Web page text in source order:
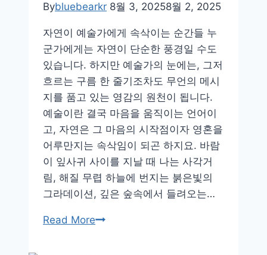
일
감
정
일
까?
조
류
감
정
표
현
완
Bybluebearkr 8월 3, 20258월 2, 2025
자연이 예술가에게 속삭이는 순간들 누
군가에게는 자연이 단순한 풍경일 수도
있습니다. 하지만 예술가의 눈에는, 그저
흐르는 구름 한 줄기조차도 무언의 메시
지를 품고 있는 영감의 원천이 됩니다.
예술이란 결국 마음을 움직이는 언어이
고, 자연은 그 마음의 시작점이자 영혼을
어루만지는 속삭임이 되곤 하지요. 바람
이 잎사귀 사이를 지날 때 나는 사각거
림, 해질 무렵 하늘에 번지는 붉은빛의
그라데이션, 깊은 숲속에서 들려오는…
Read More바